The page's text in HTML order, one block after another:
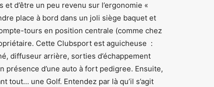
d’être un peu revenu sur l’ergonomie «
place à bord dans un joli siège baquet et
tours en position centrale (comme chez
Cette Clubsport est aguicheuse :
diffuseur arrière, sorties d’échappement
présence d’une auto à fort pedigree. Ensuite,
tout… une Golf. Entendez par là qu’il s’agit